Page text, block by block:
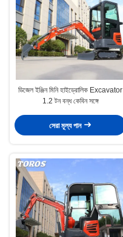
ডিজেল ইঞ্জিন মিনি হাইড্রোলিক Excavator
1.2 টন বন্ধ কেবিন সঙ্গে
সেরা মূল্য পান